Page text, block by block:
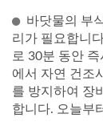
바닷물의 부
리가 필요합니
로 30분 동안
에서 자연 건조
를 방지하여 장
합니다. 오늘부